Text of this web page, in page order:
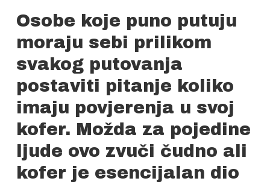
Osobe koje puno putuju
moraju sebi prilikom
svakog putovanja
postaviti pitanje koliko
imaju povjerenja u svoj
kofer. Možda za pojedine
ljude ovo zvuči čudno ali
kofer je esencijalan dio